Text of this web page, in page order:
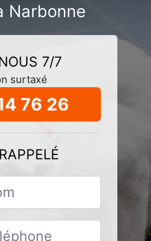
Narbonne
7/7
surtaxé
76 26